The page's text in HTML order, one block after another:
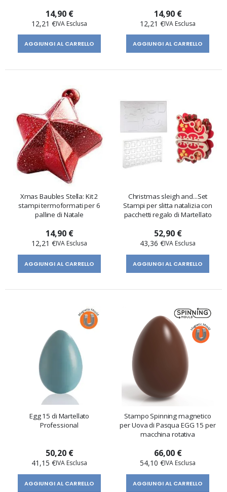
14,90 €
12,21 €
AGGIUNGI AL CARRELLO
14,90 €
12,21 €
AGGIUNGI AL CARRELLO
Xmas Baubles Stella: Kit 2
stampi termoformati per 6
palline di Natale
14,90 €
12,21 €
AGGIUNGI AL CARRELLO
Christmas sleigh and...Set
Stampi per slitta natalizia con
pacchetti regalo di Martellato
52,90 €
43,36 €
AGGIUNGI AL CARRELLO
Egg 15 di Martellato
Professional
50,20 €
41,15 €
AGGIUNGI AL CARRELLO
Stampo Spinning magnetico
per Uova di Pasqua EGG 15 per
macchina rotativa
66,00 €
54,10 €
AGGIUNGI AL CARRELLO